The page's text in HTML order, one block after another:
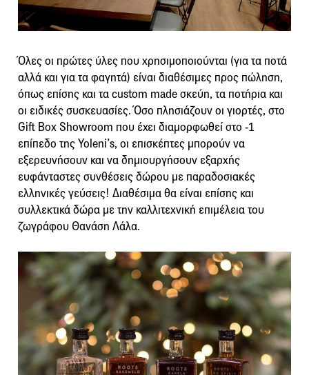
Όλες οι πρώτες ύλες που χρησιμοποιούνται (για τα ποτά
αλλά και για τα φαγητά) είναι διαθέσιμες προς πώληση,
όπως επίσης και τα custom made σκεύη, τα ποτήρια και
οι ειδικές συσκευασίες. Όσο πλησιάζουν οι γιορτές, στο
Gift Box Showroom που έχει διαμορφωθεί στο -1
επίπεδο της Yoleni’s, οι επισκέπτες μπορούν να
εξερευνήσουν και να δημιουργήσουν εξαρχής
ευφάνταστες συνθέσεις δώρου με παραδοσιακές
ελληνικές γεύσεις! Διαθέσιμα θα είναι επίσης και
συλλεκτικά δώρα με την καλλιτεχνική επιμέλεια του
ζωγράφου Θανάση Λάλα.